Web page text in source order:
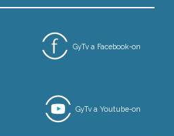
GyTv a Facebook-on
GyTv a Youtube-on